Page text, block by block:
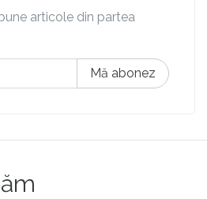
articole din partea
Mă abonez